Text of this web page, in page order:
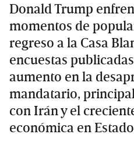
Donald Trump
momentos de
regreso a la Casa
encuestas
aumento en la
mandatario,
con Irán y el
económica en